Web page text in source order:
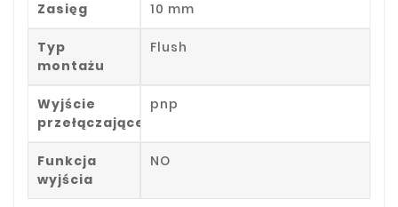
Zasięg 10 mm
Typ
montażu
Flush
Wyjście
przełączające
pnp
Funkcja
wyjścia
NO